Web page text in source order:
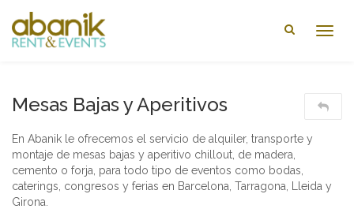
Mesas Bajas y Aperitivos
En Abanik le ofrecemos el servicio de alquiler, transporte y
montaje de mesas bajas y aperitivo chillout, de madera,
cemento o forja, para todo tipo de eventos como bodas,
caterings, congresos y ferias en Barcelona, Tarragona, Lleida y
Girona.